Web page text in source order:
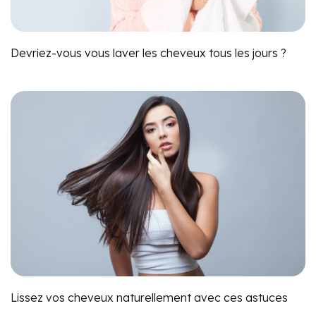
Devriez-vous vous laver les cheveux tous les jours ?
Lissez vos cheveux naturellement avec ces astuces